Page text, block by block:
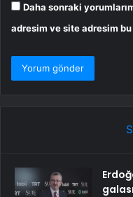
Daha sonraki
adresim ve site adresim